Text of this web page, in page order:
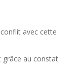
avec cette
grâce au constat